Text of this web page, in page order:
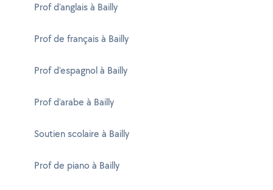
Prof d'anglais à Bailly
Prof de français à Bailly
Prof d'espagnol à Bailly
Prof d'arabe à Bailly
Soutien scolaire à Bailly
Prof de piano à Bailly